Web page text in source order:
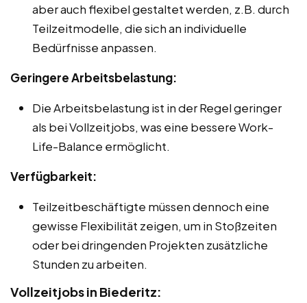
aber auch flexibel gestaltet werden, z.B. durch
Teilzeitmodelle, die sich an individuelle
Bedürfnisse anpassen.
Geringere Arbeitsbelastung:
Die Arbeitsbelastung ist in der Regel geringer
als bei Vollzeitjobs, was eine bessere Work-
Life-Balance ermöglicht.
Verfügbarkeit:
Teilzeitbeschäftigte müssen dennoch eine
gewisse Flexibilität zeigen, um in Stoßzeiten
oder bei dringenden Projekten zusätzliche
Stunden zu arbeiten.
Vollzeitjobs in Biederitz: